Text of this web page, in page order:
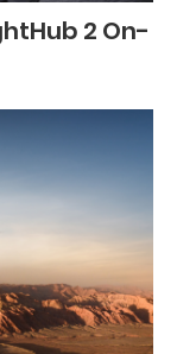
2 On-